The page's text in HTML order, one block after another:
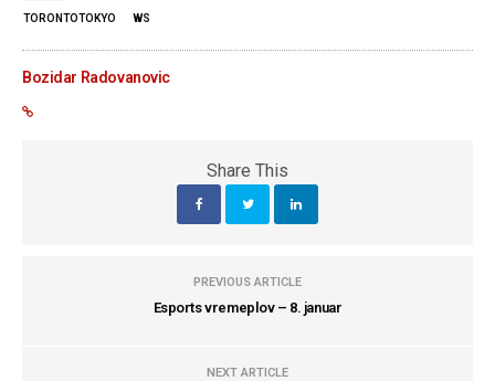
TORONTOTOKYO WS
Bozidar Radovanovic
Share This
PREVIOUS ARTICLE
Esports vremeplov – 8. januar
NEXT ARTICLE